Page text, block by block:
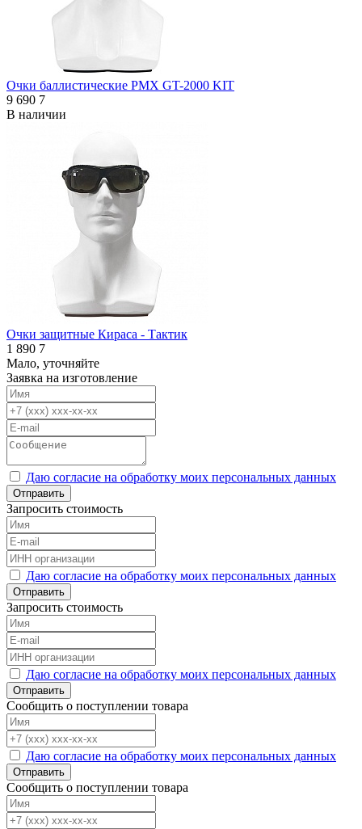
Очки баллистические PMX GT-2000 KIT
9 690 7
В наличии
Очки защитные Кираса - Тактик
1 890 7
Мало, уточняйте
Заявка на изготовление
Даю согласие на обработку моих персональных данных
Отправить
Запросить стоимость
Даю согласие на обработку моих персональных данных
Отправить
Запросить стоимость
Даю согласие на обработку моих персональных данных
Отправить
Сообщить о поступлении товара
Даю согласие на обработку моих персональных данных
Отправить
Сообщить о поступлении товара